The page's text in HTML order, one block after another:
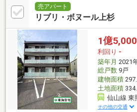
売アパート
リブリ・ボヌール上杉
1億5,000
利回り -
築年月 2021
総戸数9戸
建物面積
土地面積
仙山線 東
その他の交通